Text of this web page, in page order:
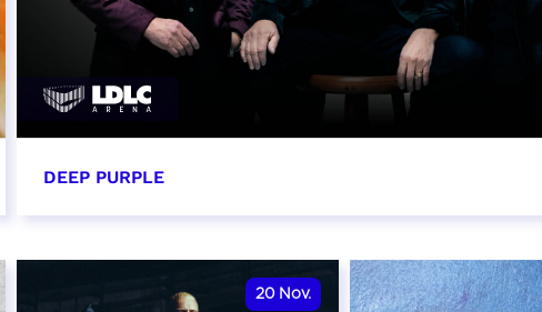
DEEP PURPLE
20 Nov.